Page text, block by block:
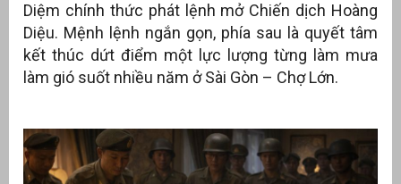
Diệm chính thức phát lệnh mở Chiến dịch Hoàng
Diệu. Mệnh lệnh ngắn gọn, phía sau là quyết tâm
kết thúc dứt điểm một lực lượng từng làm mưa
làm gió suốt nhiều năm ở Sài Gòn – Chợ Lớn.